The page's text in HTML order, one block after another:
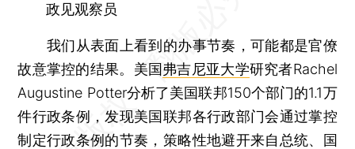
政见观察员
我们从表面上看到的办事节奏，可能都是官僚
故意掌控的结果。美国弗吉尼亚大学研究者Rachel
Augustine Potter分析了美国联邦150个部门的1.1万
件行政条例，发现美国联邦各行政部门会通过掌控
制定行政条例的节奏，策略性地避开来自总统、国